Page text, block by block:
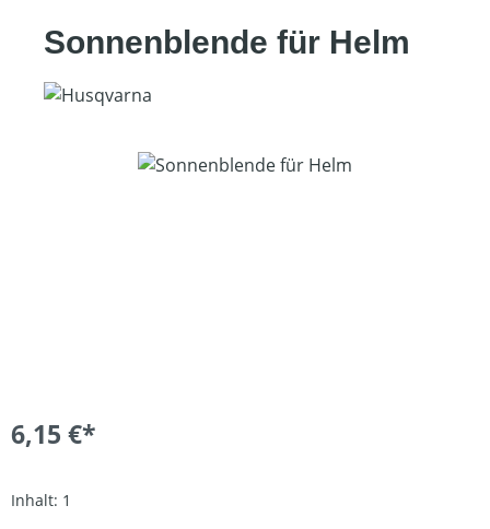
Sonnenblende für Helm
Bildergalerie überspringen
6,15 €*
Inhalt: 1